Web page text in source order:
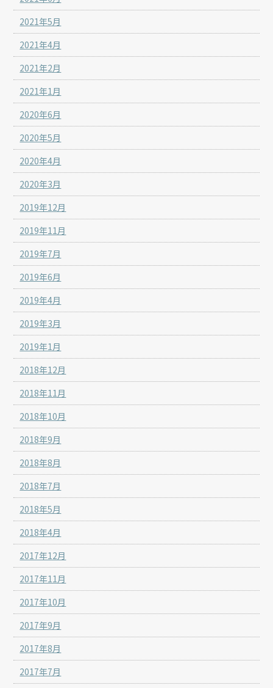
2021年5月
2021年4月
2021年2月
2021年1月
2020年6月
2020年5月
2020年4月
2020年3月
2019年12月
2019年11月
2019年7月
2019年6月
2019年4月
2019年3月
2019年1月
2018年12月
2018年11月
2018年10月
2018年9月
2018年8月
2018年7月
2018年5月
2018年4月
2017年12月
2017年11月
2017年10月
2017年9月
2017年8月
2017年7月